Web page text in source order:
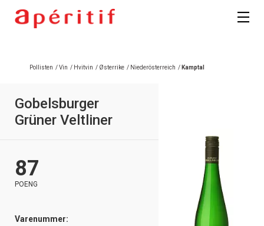
Pollisten /Vin / Hvitvin / Østerrike / Niederösterreich / Kamptal
Gobelsburger
Grüner Veltliner
87
POENG
Varenummer: